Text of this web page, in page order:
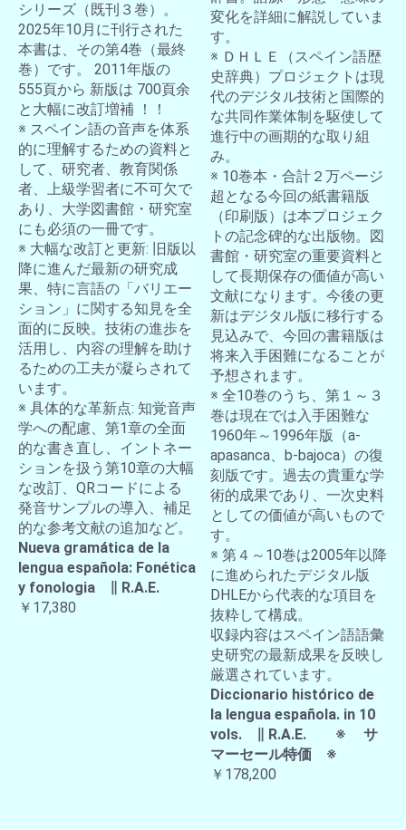
お買い物を続ける カートへ進む
シリーズ（既刊３巻）。
2025年10月に刊行された
本書は、その第4巻（最終
巻）です。 2011年版の
555頁から 新版は 700頁余
と大幅に改訂増補 ！！
※ スペイン語の音声を体系
的に理解するための資料と
して、研究者、教育関係
者、上級学習者に不可欠で
あり、大学図書館・研究室
にも必須の一冊です。
※ 大幅な改訂と更新: 旧版以
降に進んだ最新の研究成
果、特に言語の「バリエー
ション」に関する知見を全
面的に反映。技術の進歩を
活用し、内容の理解を助け
るための工夫が凝らされて
います。
※ 具体的な革新点: 知覚音声
学への配慮、第1章の全面
的な書き直し、イントネー
ションを扱う第10章の大幅
な改訂、QRコードによる
発音サンプルの導入、補足
的な参考文献の追加など。
Nueva gramática de la
lengua española: Fonética
y fonologia ∥ R.A.E.
￥17,380
変化を詳細に解説していま
す。
※ ＤＨＬＥ（スペイン語歴
史辞典）プロジェクトは現
代のデジタル技術と国際的
な共同作業体制を駆使して
進行中の画期的な取り組
み。
※ 10巻本・合計２万ページ
超となる今回の紙書籍版
（印刷版）は本プロジェク
トの記念碑的な出版物。図
書館・研究室の重要資料と
して長期保存の価値が高い
文献になります。今後の更
新はデジタル版に移行する
見込みで、今回の書籍版は
将来入手困難になることが
予想されます。
※ 全10巻のうち、第１～３
巻は現在では入手困難な
1960年～1996年版（a-
apasanca、b-bajoca）の復
刻版です。過去の貴重な学
術的成果であり、一次史料
としての価値が高いもので
す。
※ 第４～10巻は2005年以降
に進められたデジタル版
DHLEから代表的な項目を
抜粋して構成。
収録内容はスペイン語語彙
史研究の最新成果を反映し
厳選されています。
Diccionario histórico de
la lengua española. in 10
vols. ∥ R.A.E. ※ サ
マーセール特価 ※
￥178,200